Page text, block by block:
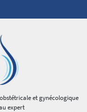
et gynécologique
expert